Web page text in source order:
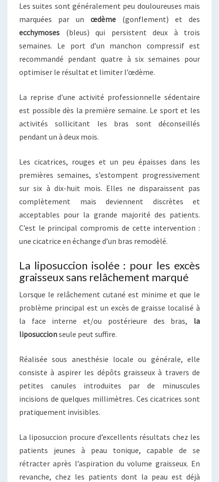
Les suites sont généralement peu douloureuses mais
marquées par un œdème (gonflement) et des
ecchymoses (bleus) qui persistent deux à trois
semaines. Le port d’un manchon compressif est
recommandé pendant quatre à six semaines pour
optimiser le résultat et limiter l’œdème.
La reprise d’une activité professionnelle sédentaire
est possible dès la première semaine. Le sport et les
activités sollicitant les bras sont déconseillés
pendant un à deux mois.
Les cicatrices, rouges et un peu épaisses dans les
premières semaines, s’estompent progressivement
sur six à dix-huit mois. Elles ne disparaissent pas
complètement mais deviennent discrètes et
acceptables pour la grande majorité des patients.
C’est le principal compromis de cette intervention :
une cicatrice en échange d’un bras remodèlé.
La liposuccion isolée : pour les excès
graisseux sans relâchement marqué
Lorsque le relâchement cutané est minime et que le
problème principal est un excès de graisse localisé à
la face interne et/ou postérieure des bras, la
liposuccionseule peut suffire.
Réalisée sous anesthésie locale ou générale, elle
consiste à aspirer les dépôts graisseux à travers de
petites canules introduites par de minuscules
incisions de quelques millimètres. Ces cicatrices sont
pratiquement invisibles.
La liposuccion procure d’excellents résultats chez les
patients jeunes à peau tonique, capable de se
rétracter après l’aspiration du volume graisseux. En
revanche, chez les patients dont la peau est déjà